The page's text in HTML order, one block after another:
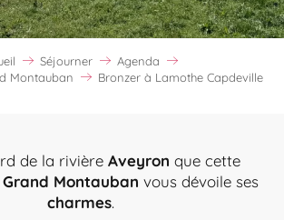
Séjourner
Agenda
Montauban
Bronzer à Lamothe Capdeville
de la rivière Aveyron que cette
Grand Montauban vous dévoile ses
charmes.